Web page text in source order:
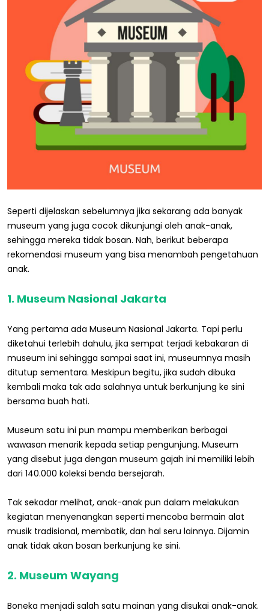
Seperti dijelaskan sebelumnya jika sekarang ada banyak
museum yang juga cocok dikunjungi oleh anak-anak,
sehingga mereka tidak bosan. Nah, berikut beberapa
rekomendasi museum yang bisa menambah pengetahuan
anak.
1. Museum Nasional Jakarta
Yang pertama ada Museum Nasional Jakarta. Tapi perlu
diketahui terlebih dahulu, jika sempat terjadi kebakaran di
museum ini sehingga sampai saat ini, museumnya masih
ditutup sementara. Meskipun begitu, jika sudah dibuka
kembali maka tak ada salahnya untuk berkunjung ke sini
bersama buah hati.
Museum satu ini pun mampu memberikan berbagai
wawasan menarik kepada setiap pengunjung. Museum
yang disebut juga dengan museum gajah ini memiliki lebih
dari 140.000 koleksi benda bersejarah.
Tak sekadar melihat, anak-anak pun dalam melakukan
kegiatan menyenangkan seperti mencoba bermain alat
musik tradisional, membatik, dan hal seru lainnya. Dijamin
anak tidak akan bosan berkunjung ke sini.
2. Museum Wayang
Boneka menjadi salah satu mainan yang disukai anak-anak.